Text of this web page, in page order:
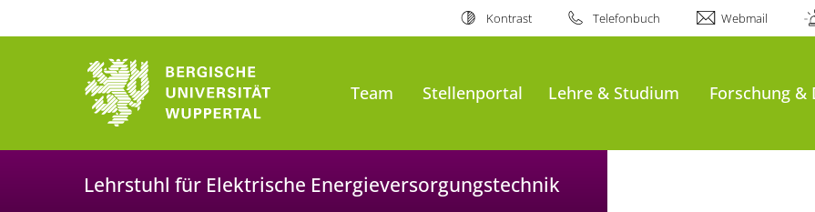
Kontrast Telefonbuch Webmail
Team Stellenportal Lehre & Studium Forschung &
Lehrstuhl für Elektrische Energieversorgungstechnik